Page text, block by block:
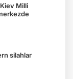
Milli
silahlar